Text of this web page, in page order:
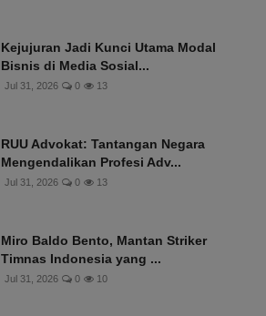
Kejujuran Jadi Kunci Utama Modal
Bisnis di Media Sosial...
Jul 31, 2026 0 13
RUU Advokat: Tantangan Negara
Mengendalikan Profesi Adv...
Jul 31, 2026 0 13
Miro Baldo Bento, Mantan Striker
Timnas Indonesia yang ...
Jul 31, 2026 0 10